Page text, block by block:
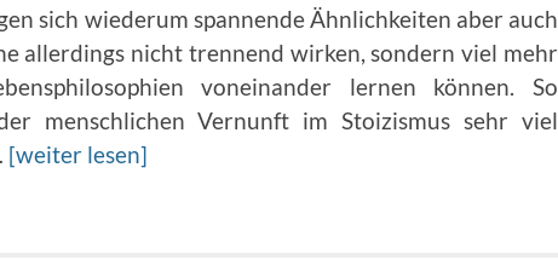
sich wiederum spannende Ähnlichkeiten aber auch
allerdings nicht trennend wirken, sondern viel mehr
voneinander lernen können. So
menschlichen Vernunft im Stoizismus sehr viel
[weiter lesen]